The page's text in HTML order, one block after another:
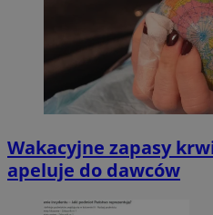
Wakacyjne zapasy
apeluje do dawców